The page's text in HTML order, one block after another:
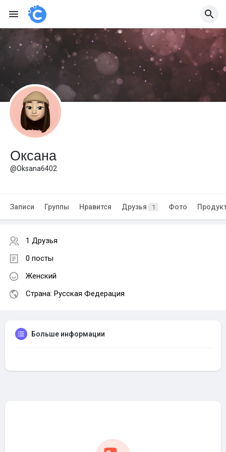
Оксана
@Oksana6402
Записи Группы Нравится Друзья 1 Фото
1 Друзья
0 посты
Женский
Страна: Русская Федерация
Больше информации